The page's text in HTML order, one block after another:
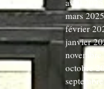
mars 2025
février
janvier
octobre